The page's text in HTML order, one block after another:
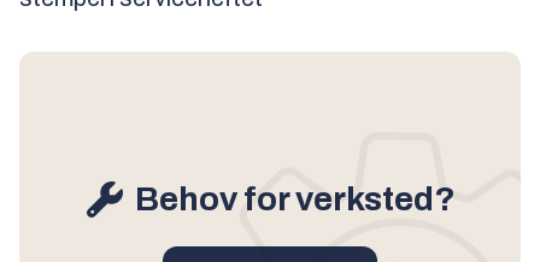
Behov for verksted?